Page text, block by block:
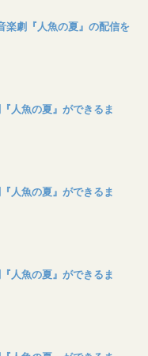
楽劇『人魚の夏』の配信を
人魚の夏』ができるま
人魚の夏』ができるま
人魚の夏』ができるま